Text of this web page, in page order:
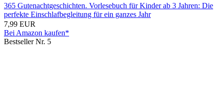
365 Gutenachtgeschichten. Vorlesebuch für Kinder ab 3 Jahren: Die
perfekte Einschlafbegleitung für ein ganzes Jahr
7,99 EUR
Bei Amazon kaufen*
Bestseller Nr. 5